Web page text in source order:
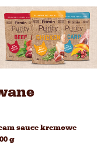
sauce kremowe
g